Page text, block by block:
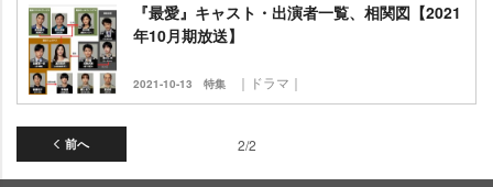
『最愛』キャスト・出演者一覧、相関図【2021
年10月期放送】
2021-10-13 特集 ｜ドラマ｜
前へ 2/2